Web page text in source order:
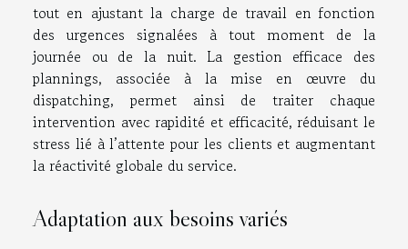
tout en ajustant la charge de travail en fonction
des urgences signalées à tout moment de la
journée ou de la nuit. La gestion efficace des
plannings, associée à la mise en œuvre du
dispatching, permet ainsi de traiter chaque
intervention avec rapidité et efficacité, réduisant le
stress lié à l’attente pour les clients et augmentant
la réactivité globale du service.
Adaptation aux besoins variés